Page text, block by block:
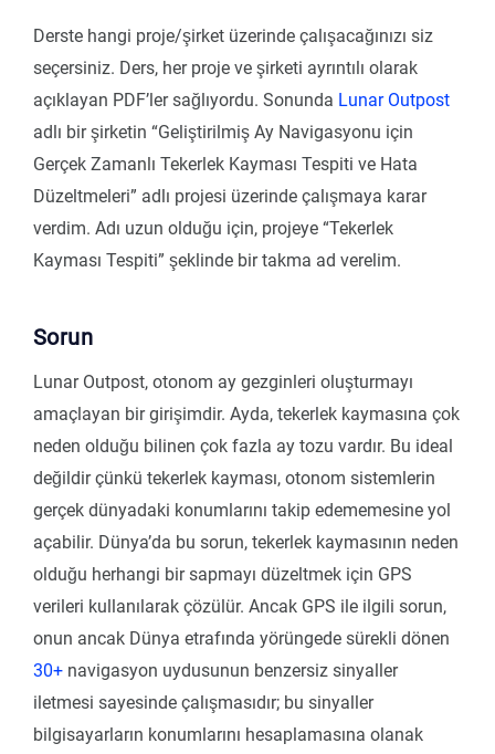
Derste hangi proje/şirket üzerinde çalışacağınızı siz
seçersiniz. Ders, her proje ve şirketi ayrıntılı olarak
açıklayan PDF’ler sağlıyordu. Sonunda Lunar Outpost
adlı bir şirketin “Geliştirilmiş Ay Navigasyonu için
Gerçek Zamanlı Tekerlek Kayması Tespiti ve Hata
Düzeltmeleri” adlı projesi üzerinde çalışmaya karar
verdim. Adı uzun olduğu için, projeye “Tekerlek
Kayması Tespiti” şeklinde bir takma ad verelim.
Sorun
Lunar Outpost, otonom ay gezginleri oluşturmayı
amaçlayan bir girişimdir. Ayda, tekerlek kaymasına çok
neden olduğu bilinen çok fazla ay tozu vardır. Bu ideal
değildir çünkü tekerlek kayması, otonom sistemlerin
gerçek dünyadaki konumlarını takip edememesine yol
açabilir. Dünya’da bu sorun, tekerlek kaymasının neden
olduğu herhangi bir sapmayı düzeltmek için GPS
verileri kullanılarak çözülür. Ancak GPS ile ilgili sorun,
onun ancak Dünya etrafında yörüngede sürekli dönen
30+ navigasyon uydusunun benzersiz sinyaller
iletmesi sayesinde çalışmasıdır; bu sinyaller
bilgisayarların konumlarını hesaplamasına olanak